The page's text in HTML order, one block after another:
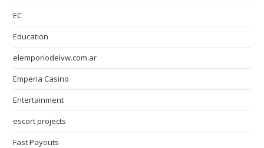
EC
Education
elemporiodelvw.com.ar
Emperia Casino
Entertainment
escort projects
Fast Payouts